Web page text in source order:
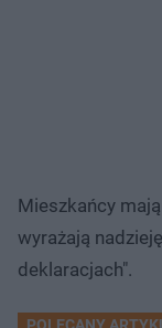
Mieszkańcy
wyrażają
deklaracjach".
POLECANY